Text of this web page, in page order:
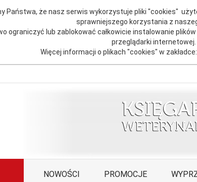
Państwa, że nasz serwis wykorzystuje pliki "cookies"
sprawniejszego korzystania z
ograniczyć lub zablokować całkowicie instalowanie
przeglądarki internetowej.
Więcej informacji o plikach "cookies" w zakładce:
NOWOŚCI PROMOCJE